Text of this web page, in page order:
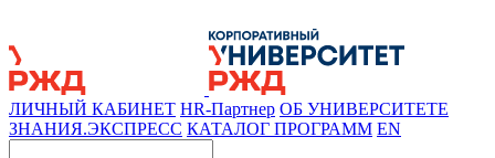
ЛИЧНЫЙ КАБИНЕТ HR-Партнер ОБ УНИВЕРСИТЕТЕ
ЗНАНИЯ.ЭКСПРЕСС КАТАЛОГ ПРОГРАММ EN